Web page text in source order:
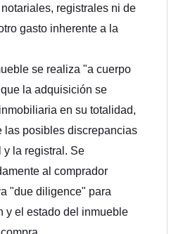
registrales ni de
gasto inherente a la
se realiza "a cuerpo
la adquisición se
en su totalidad,
las posibles discrepancias
y la registral. Se
al comprador
"due diligence" para
y el estado del inmueble